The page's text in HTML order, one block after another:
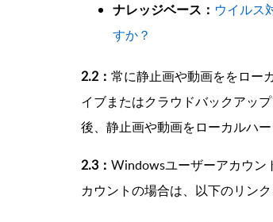
ナレッジベース： ウイルス
すか？
2.2： 常に静止画や動画ををロー
イブまたはクラウドバックアッ
後、静止画や動画をローカルハ
2.3： Windowsユーザーアカウン
カウントの場合は、以下のリン